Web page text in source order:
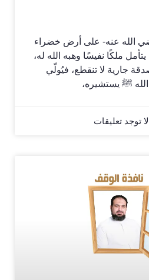
الله عنه- على أرض خضراء
يتأمل ملكًا نفيسًا وهبه الله له،
جارية لا تنقطع، فيُولّي
ﷺ يستشيره،
لا توجد تعليقات